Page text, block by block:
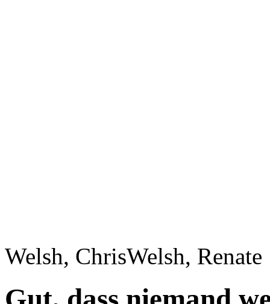
Welsh, ChrisWelsh, Renate